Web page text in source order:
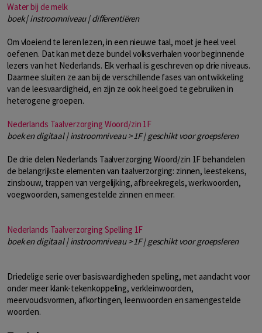
Water bij de melk
boek | instroomniveau | differentiëren
Om vloeiend te leren lezen, in een nieuwe taal, moet je heel veel
oefenen. Dat kan met deze bundel volksverhalen voor beginnende
lezers van het Nederlands. Elk verhaal is geschreven op drie niveaus.
Daarmee sluiten ze aan bij de verschillende fases van ontwikkeling
van de leesvaardigheid, en zijn ze ook heel goed te gebruiken in
heterogene groepen.
Nederlands Taalverzorging Woord/zin 1F
boek en digitaal | instroomniveau > 1F | geschikt voor groepsleren
De drie delen Nederlands Taalverzorging Woord/zin 1F behandelen
de belangrijkste elementen van taalverzorging: zinnen, leestekens,
zinsbouw, trappen van vergelijking, afbreekregels, werkwoorden,
voegwoorden, samengestelde zinnen en meer.
Nederlands Taalverzorging Spelling 1F
boek en digitaal | instroomniveau > 1F | geschikt voor groepsleren
Driedelige serie over basisvaardigheden spelling, met aandacht voor
onder meer klank-tekenkoppeling, verkleinwoorden,
meervoudsvormen, afkortingen, leenwoorden en samengestelde
woorden.